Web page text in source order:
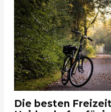
Die besten